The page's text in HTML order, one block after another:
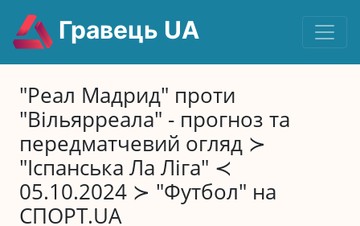
Гравець UA
"Реал Мадрид" проти
"Вільярреала" - прогноз та
передматчевий огляд ≻
"Іспанська Ла Ліга" ≺
05.10.2024 ≻ "Футбол" на
СПОРТ.UA